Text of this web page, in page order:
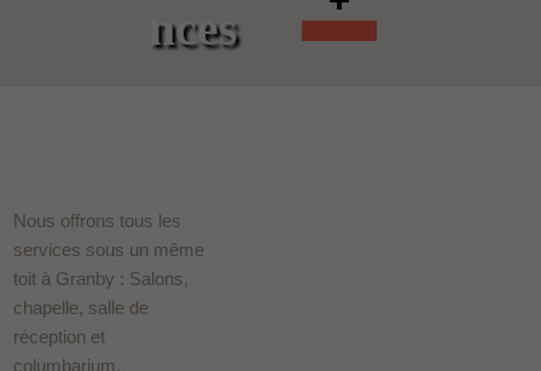
nces
Nous offrons tous les
services sous un même
toit à Granby : Salons,
chapelle, salle de
réception et
columbarium.